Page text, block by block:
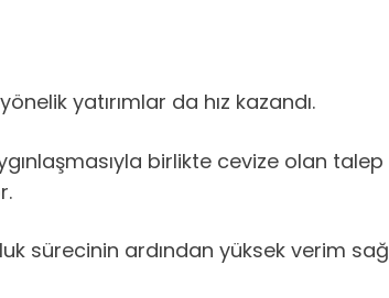
yatırımlar da hız kazandı.
birlikte cevize olan
sürecinin ardından yüksek verim